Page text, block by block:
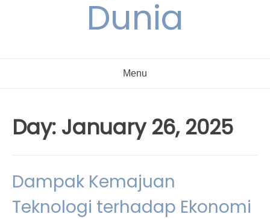
Dunia
Menu
Day: January 26, 2025
Dampak Kemajuan
Teknologi terhadap Ekonomi